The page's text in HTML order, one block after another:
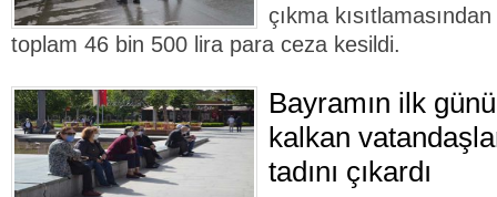
çıkma
toplam 46 bin 500 lira para ceza kesildi.
Bayramın ilk
kalkan
tadını çıkardı